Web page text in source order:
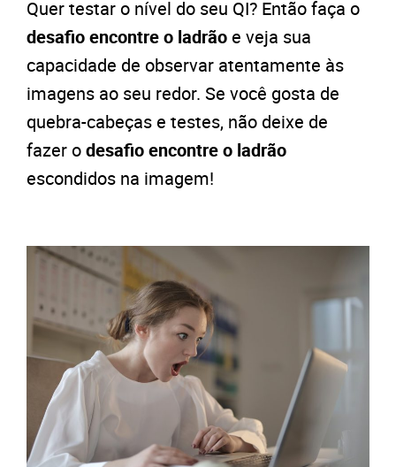
Quer testar o nível do seu QI? Então faça o
desafio encontre o ladrão e veja sua
capacidade de observar atentamente às
imagens ao seu redor. Se você gosta de
quebra-cabeças e testes, não deixe de
fazer odesafio encontre o ladrão
escondidos na imagem!